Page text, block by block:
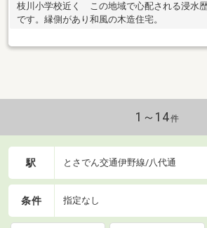
枝川小学校近く この地域で心配される浸水
です。縁側があり和風の木造住宅。
1～14件
駅 とさでん交通伊野線/八代通
条件 指定なし